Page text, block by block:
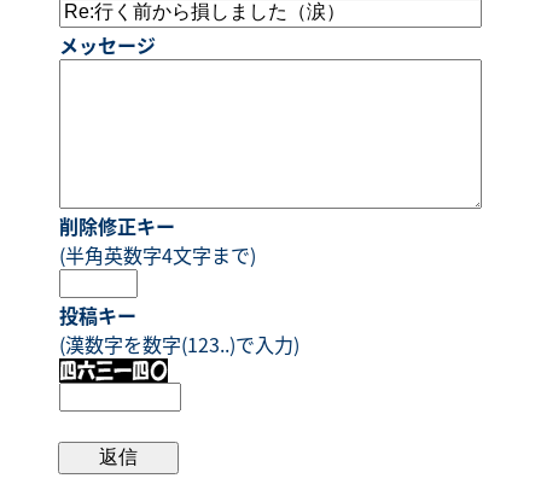
メッセージ
削除修正キー
(半角英数字4文字まで)
投稿キー
(漢数字を数字(123..)で入力)